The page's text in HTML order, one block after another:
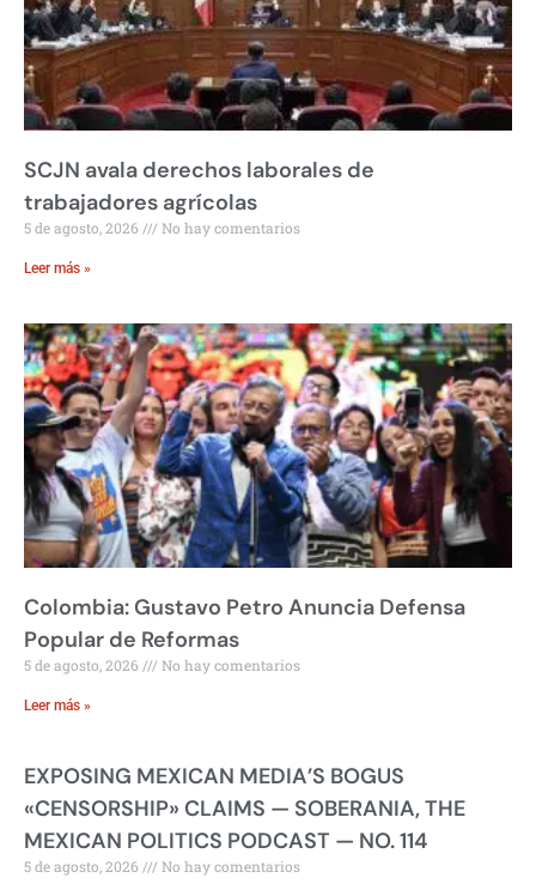
SCJN avala derechos laborales de
trabajadores agrícolas
5 de agosto, 2026 No hay comentarios
Leer más »
Colombia: Gustavo Petro Anuncia Defensa
Popular de Reformas
5 de agosto, 2026 No hay comentarios
Leer más »
EXPOSING MEXICAN MEDIA’S BOGUS
«CENSORSHIP» CLAIMS — SOBERANIA, THE
MEXICAN POLITICS PODCAST — NO. 114
5 de agosto, 2026 No hay comentarios